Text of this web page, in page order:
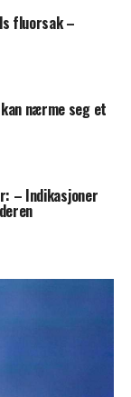
fluorsak –
nærme seg et
– Indikasjoner